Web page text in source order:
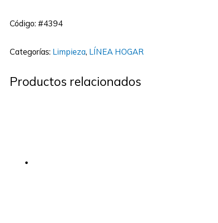
Código: #4394
Categorías: Limpieza, LÍNEA HOGAR
Productos relacionados